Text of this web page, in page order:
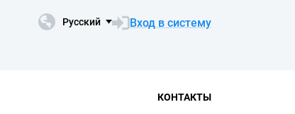
Русский Вход в систему
КОНТАКТЫ